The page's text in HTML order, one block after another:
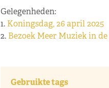
Gelegenheden:
1. Koningsdag, 26 april 2025
2. Bezoek Meer Muziek in
Gebruikte tags